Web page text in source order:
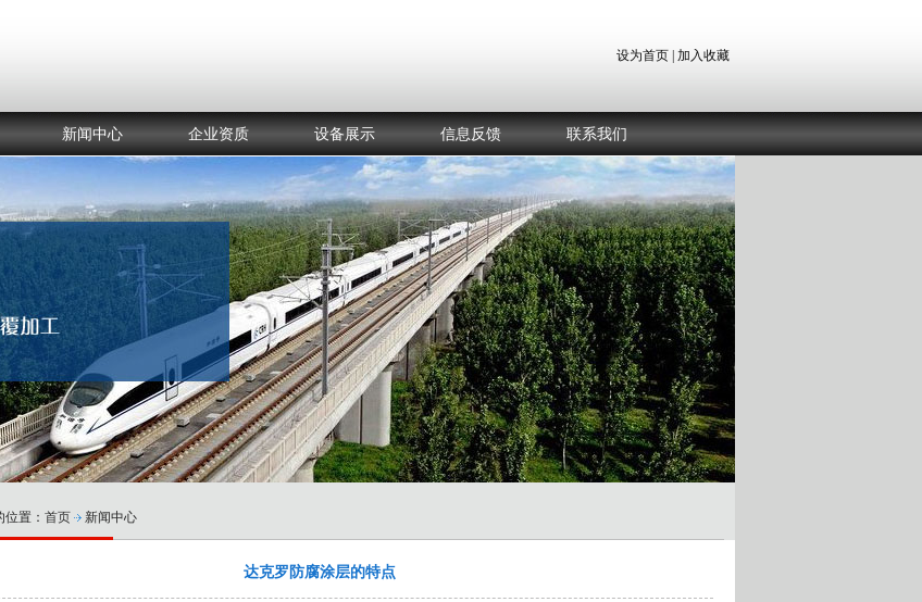
设为首页 加入收藏
新闻中心 企业资质 设备展示 信息反馈 联系我们
置： 首页 新闻中心
达克罗防腐涂层的特点